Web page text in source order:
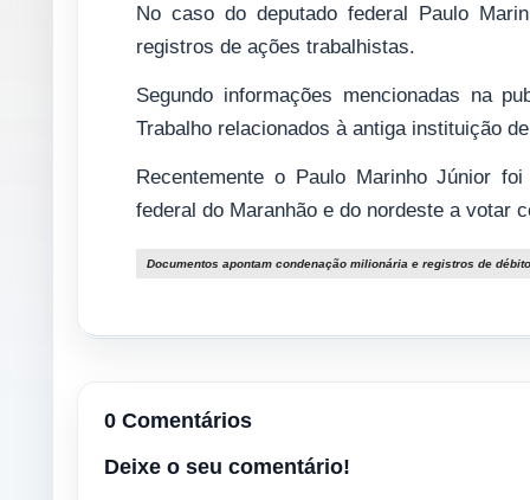
No caso do deputado federal Paulo
registros de ações trabalhistas.
Segundo informações mencionadas na
Trabalho relacionados à antiga instituição
Recentemente o Paulo Marinho Júnior
federal do Maranhão e do nordeste a votar
Documentos apontam condenação milionária e registros de
0 Comentários
Deixe o seu comentário!